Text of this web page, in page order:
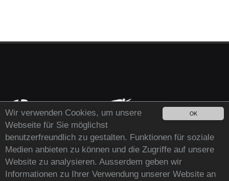
OK
Wir verwenden Cookies, um unsere
Webseite für Sie möglichst
benutzerfreundlich zu gestalten. Funktionen für soziale
Medien anbieten zu können und die Zugriffe auf unsere
Website zu analysieren. Ausserdem geben wir
Informationen zu Ihrer Verwendung unserer Website an